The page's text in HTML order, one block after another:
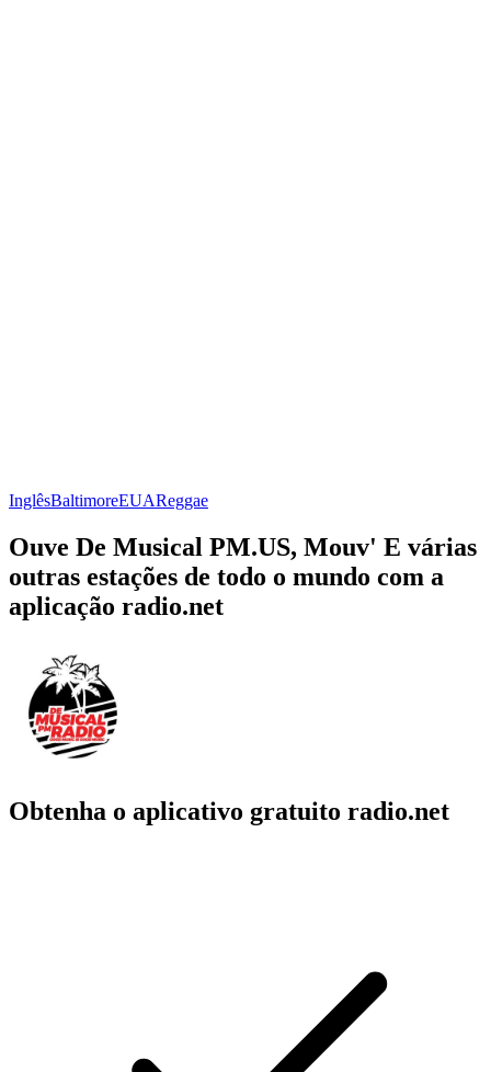
InglêsBaltimoreEUAReggae
Ouve De Musical PM.US, Mouv' E várias
outras estações de todo o mundo com a
aplicação radio.net
Obtenha o aplicativo gratuito radio.net